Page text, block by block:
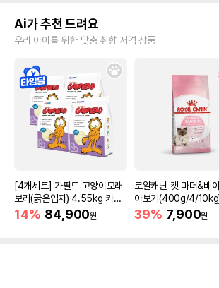
Ai가 추천 드려요
우리 아이를 위한 맞춤 취향 저격 상품
[4개세트] 가필드 고양이모래
보라(굵은입자) 4.55kg 카사
바모래
14% 84,900원
로얄캐닌 캣 마더&베
아보기(400g/4/
39% 7,900원